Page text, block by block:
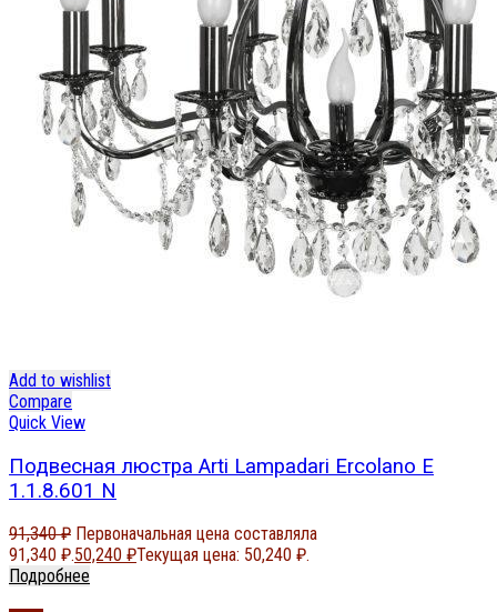
Add to wishlist
Compare
Quick View
Подвесная люстра Arti Lampadari Ercolano E
1.1.8.601 N
91,340₽ Первоначальная цена составляла
91,340 ₽.50,240 ₽Текущая цена: 50,240 ₽.
Подробнее